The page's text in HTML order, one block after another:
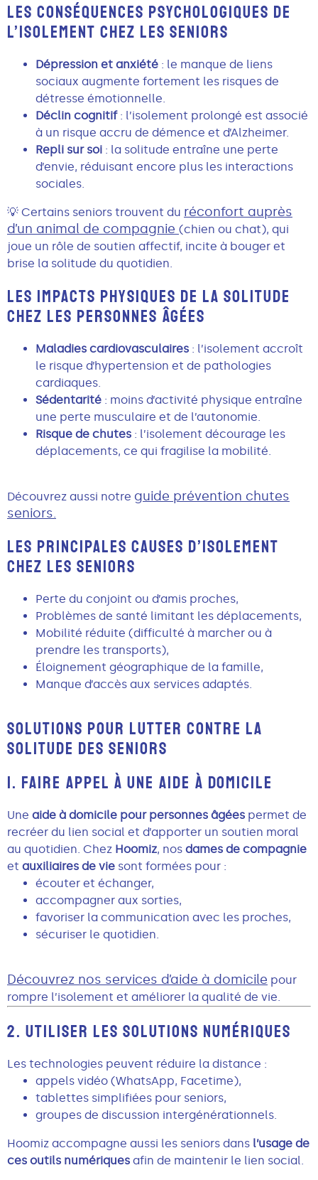
LES CONSÉQUENCES PSYCHOLOGIQUES DE
L’ISOLEMENT CHEZ LES SENIORS
Dépression et anxiété : le manque de liens
sociaux augmente fortement les risques de
détresse émotionnelle.
Déclin cognitif: l’isolement prolongé est associé
à un risque accru de démence et d’Alzheimer.
Repli sur soi : la solitude entraîne une perte
d’envie, réduisant encore plus les interactions
sociales.
💡 Certains seniors trouvent du réconfort auprès
d’un animal de compagnie (chien ou chat), qui
joue un rôle de soutien affectif, incite à bouger et
brise la solitude du quotidien.
LES IMPACTS PHYSIQUES DE LA SOLITUDE
CHEZ LES PERSONNES ÂGÉES
Maladies cardiovasculaires : l’isolement accroît
le risque d’hypertension et de pathologies
cardiaques.
Sédentarité : moins d’activité physique entraîne
une perte musculaire et de l’autonomie.
Risque de chutes : l’isolement décourage les
déplacements, ce qui fragilise la mobilité.
Découvrez aussi notre guide prévention chutes
seniors.
LES PRINCIPALES CAUSES D’ISOLEMENT
CHEZ LES SENIORS
Perte du conjoint ou d’amis proches,
Problèmes de santé limitant les déplacements,
Mobilité réduite (difficulté à marcher ou à
prendre les transports),
Éloignement géographique de la famille,
Manque d’accès aux services adaptés.
SOLUTIONS POUR LUTTER CONTRE LA
SOLITUDE DES SENIORS
1. FAIRE APPEL À UNE AIDE À DOMICILE
Une aide à domicile pour personnes âgées permet de
recréer du lien social et d’apporter un soutien moral
au quotidien. Chez Hoomiz, nos dames de compagnie
et auxiliaires de vie sont formées pour :
écouter et échanger,
accompagner aux sorties,
favoriser la communication avec les proches,
sécuriser le quotidien.
Découvrez nos services d’aide à domicile pour
rompre l’isolement et améliorer la qualité de vie.
2. UTILISER LES SOLUTIONS NUMÉRIQUES
Les technologies peuvent réduire la distance :
appels vidéo (WhatsApp, Facetime),
tablettes simplifiées pour seniors,
groupes de discussion intergénérationnels.
Hoomiz accompagne aussi les seniors dans l’usage de
ces outils numériques afin de maintenir le lien social.